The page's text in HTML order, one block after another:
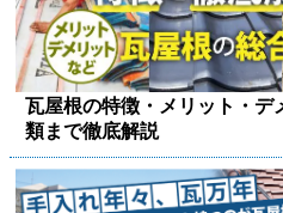
瓦屋根の特徴・メリット・デ
類まで徹底解説